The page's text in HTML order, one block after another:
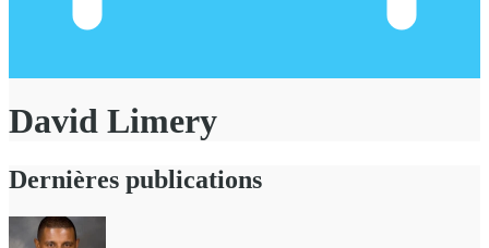
David Limery
Dernières publications